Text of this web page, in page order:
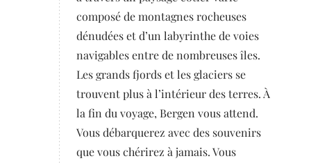
composé de montagnes rocheuses
dénudées et d’un labyrinthe de voies
navigables entre de nombreuses îles.
Les grands fjords et les glaciers se
trouvent plus à l’intérieur des terres. À
la fin du voyage, Bergen vous attend.
Vous débarquerez avec des souvenirs
que vous chérirez à jamais. Vous